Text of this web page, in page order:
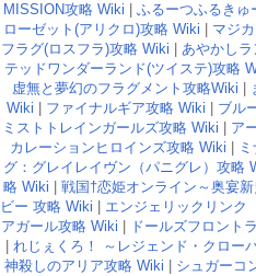
MISSION攻略 Wiki
ふるーつふるきゅ
ローゼット(アリクロ)攻略 Wiki
マジ
フラグ(ロスフラ)攻略 Wiki
あやかし
テッドワンダーランド(ツイステ)攻略
虚無と夢幻のフラグメント攻略Wiki
Wiki
ファイナルギア攻略 Wiki ブル
ミストトレインガールズ攻略 Wiki
ア
カレーションヒロインズ攻略 Wiki
グ：グレイレイヴン（パニグレ）攻略
略 Wiki
戦国†恋姫オンライン～奥宴
ビー 攻略 Wiki
エンジェリックリンク
アガール攻略 Wiki
ドールズフロント
れじぇくろ！ ～レジェンド・クロー
神殺しのアリア攻略 Wiki
シュガーコ